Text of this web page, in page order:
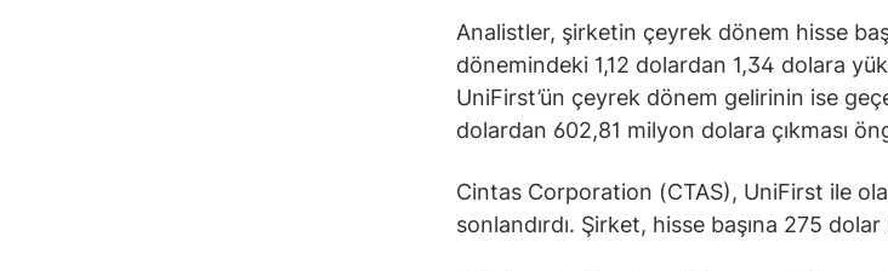
Analistler, şirketin çeyrek dönem hisse
dönemindeki 1,12 dolardan 1,34 dolara
UniFirst’ün çeyrek dönem gelirinin ise
dolardan 602,81 milyon dolara çıkması
Cintas Corporation (CTAS), UniFirst ile
sonlandırdı. Şirket, hisse başına 275